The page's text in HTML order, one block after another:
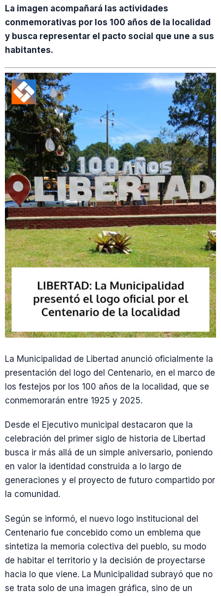
La imagen acompañará las actividades
conmemorativas por los 100 años de la localidad
y busca representar el pacto social que une a sus
habitantes.
La Municipalidad de Libertad anunció oficialmente la
presentación del logo del Centenario, en el marco de
los festejos por los 100 años de la localidad, que se
conmemorarán entre 1925 y 2025.
Desde el Ejecutivo municipal destacaron que la
celebración del primer siglo de historia de Libertad
busca ir más allá de un simple aniversario, poniendo
en valor la identidad construida a lo largo de
generaciones y el proyecto de futuro compartido por
la comunidad.
Según se informó, el nuevo logo institucional del
Centenario fue concebido como un emblema que
sintetiza la memoria colectiva del pueblo, su modo
de habitar el territorio y la decisión de proyectarse
hacia lo que viene. La Municipalidad subrayó que no
se trata solo de una imagen gráfica, sino de un